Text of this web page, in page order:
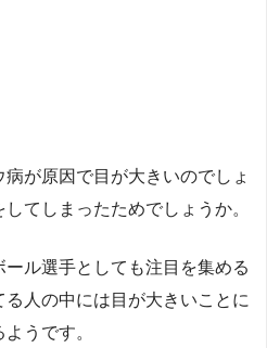
が原因で目が大きいのでしょ
てしまったためでしょうか。
ル選手としても注目を集める
人の中には目が大きいことに
うです。